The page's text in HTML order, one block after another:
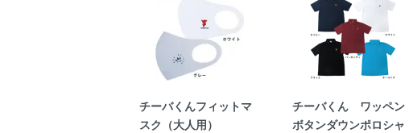
チーバくんフィットマ
スク（大人用）
チーバくん ワッペン
ボタンダウンポロシャ